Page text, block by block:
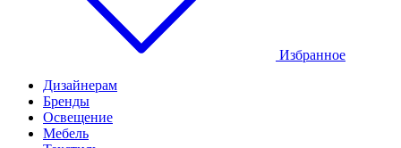
Избранное
Дизайнерам
Бренды
Освещение
Мебель